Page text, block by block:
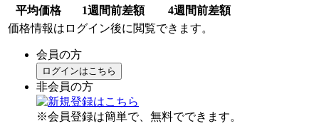
平均価格
1週間前差額
4週間前差額
価格情報はログイン後に閲覧できます。
会員の方
ログインはこちら
非会員の方
※会員登録は簡単で、無料でできます。